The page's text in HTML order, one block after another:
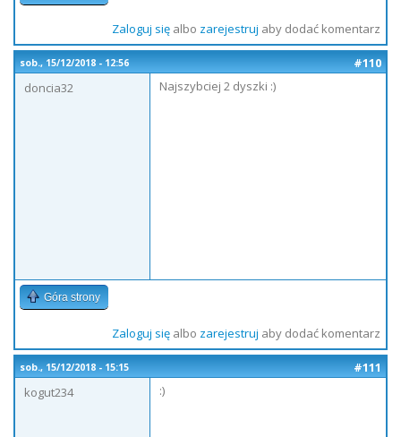
Zaloguj sięalbo zarejestruj aby dodać komentarz
sob., 15/12/2018 - 12:56
#110
doncia32
Najszybciej 2 dyszki :)
Góra strony
Zaloguj sięalbo zarejestruj aby dodać komentarz
sob., 15/12/2018 - 15:15
#111
kogut234
:)